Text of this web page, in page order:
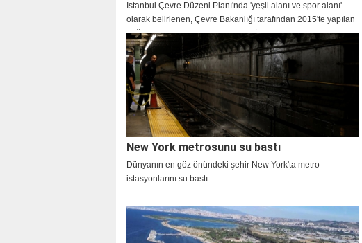
İstanbul Çevre Düzeni Planı'nda 'yeşil alanı ve spor alanı'
olarak belirlenen, Çevre Bakanlığı tarafından 2015'te yapılan
değişiklikle 'cami alanı' olan Kadıköy Rıhtım'da Başbakanlık,
Diyanet ve İstanbul Müftülüğü talebi doğrultusunda yapılacak
'Kadıköy Ulu Cami' projesine onay çıktı.
New York metrosunu su bastı
Dünyanın en göz önündeki şehir New York'ta metro
istasyonlarını su bastı.